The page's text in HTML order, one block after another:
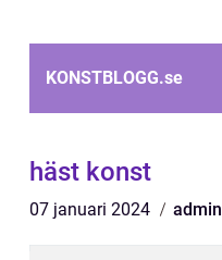
KONSTBLOGG.se
häst konst
07 januari 2024 admin